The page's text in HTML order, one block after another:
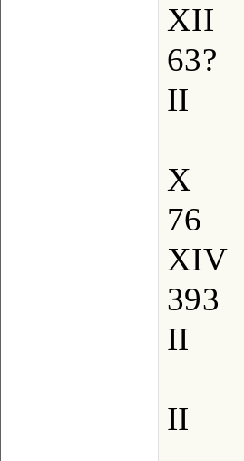
XII
63?
II
X
76
XIV
393
II
II